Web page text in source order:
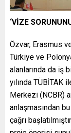
‘VİZE
Özvar, Erasmus
Türkiye ve
alanlarında da iş
yılında TÜBİTAK
Merkezi (NCBR)
anlaşmasından
çağrı